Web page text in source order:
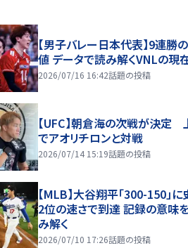
【男子バレー日本代表】9連勝
値 データで読み解くVNLの現
2026/07/16 16:42話題の投稿
【UFC】朝倉海の次戦が決定
でアオリチロンと対戦
2026/07/14 15:19話題の投稿
【MLB】大谷翔平「300-150」に
2位の速さで到達 記録の意味
み解く
2026/07/10 17:26話題の投稿